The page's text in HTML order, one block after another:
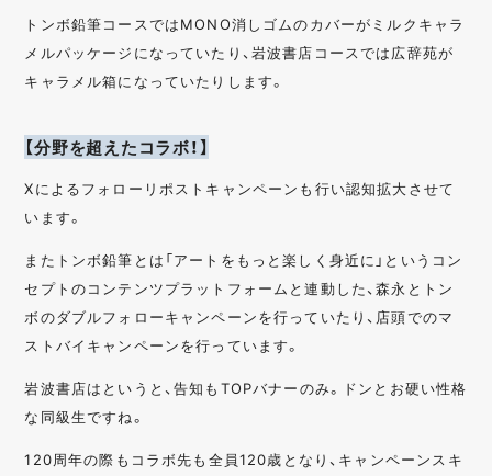
トンボ鉛筆コースではMONO消しゴムのカバーがミルクキャラ
メルパッケージになっていたり、岩波書店コースでは広辞苑が
キャラメル箱になっていたりします。
【分野を超えたコラボ！】
Xによるフォローリポストキャンペーンも行い認知拡大させて
います。
またトンボ鉛筆とは「アートをもっと楽しく身近に」というコン
セプトのコンテンツプラットフォームと連動した、森永とトン
ボのダブルフォローキャンペーンを行っていたり、店頭でのマ
ストバイキャンペーンを行っています。
岩波書店はというと、告知もTOPバナーのみ。ドンとお硬い性格
な同級生ですね。
120周年の際もコラボ先も全員120歳となり、キャンペーンスキ